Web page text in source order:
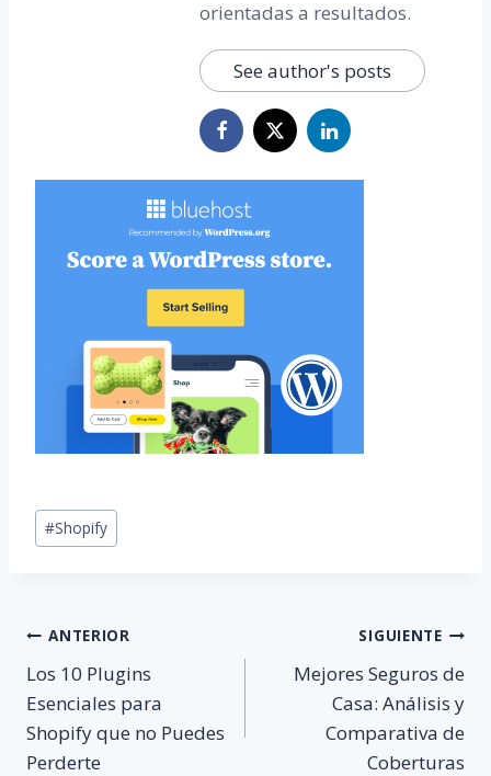
orientadas a resultados.
See author's posts
Etiquetas
de
#Shopify
Navegación
de
entradas
ANTERIOR
Los 10 Plugins
Esenciales para
Shopify que no Puedes
Perderte
SIGUIENTE
Mejores Seguros de
Casa: Análisis y
Comparativa de
Coberturas